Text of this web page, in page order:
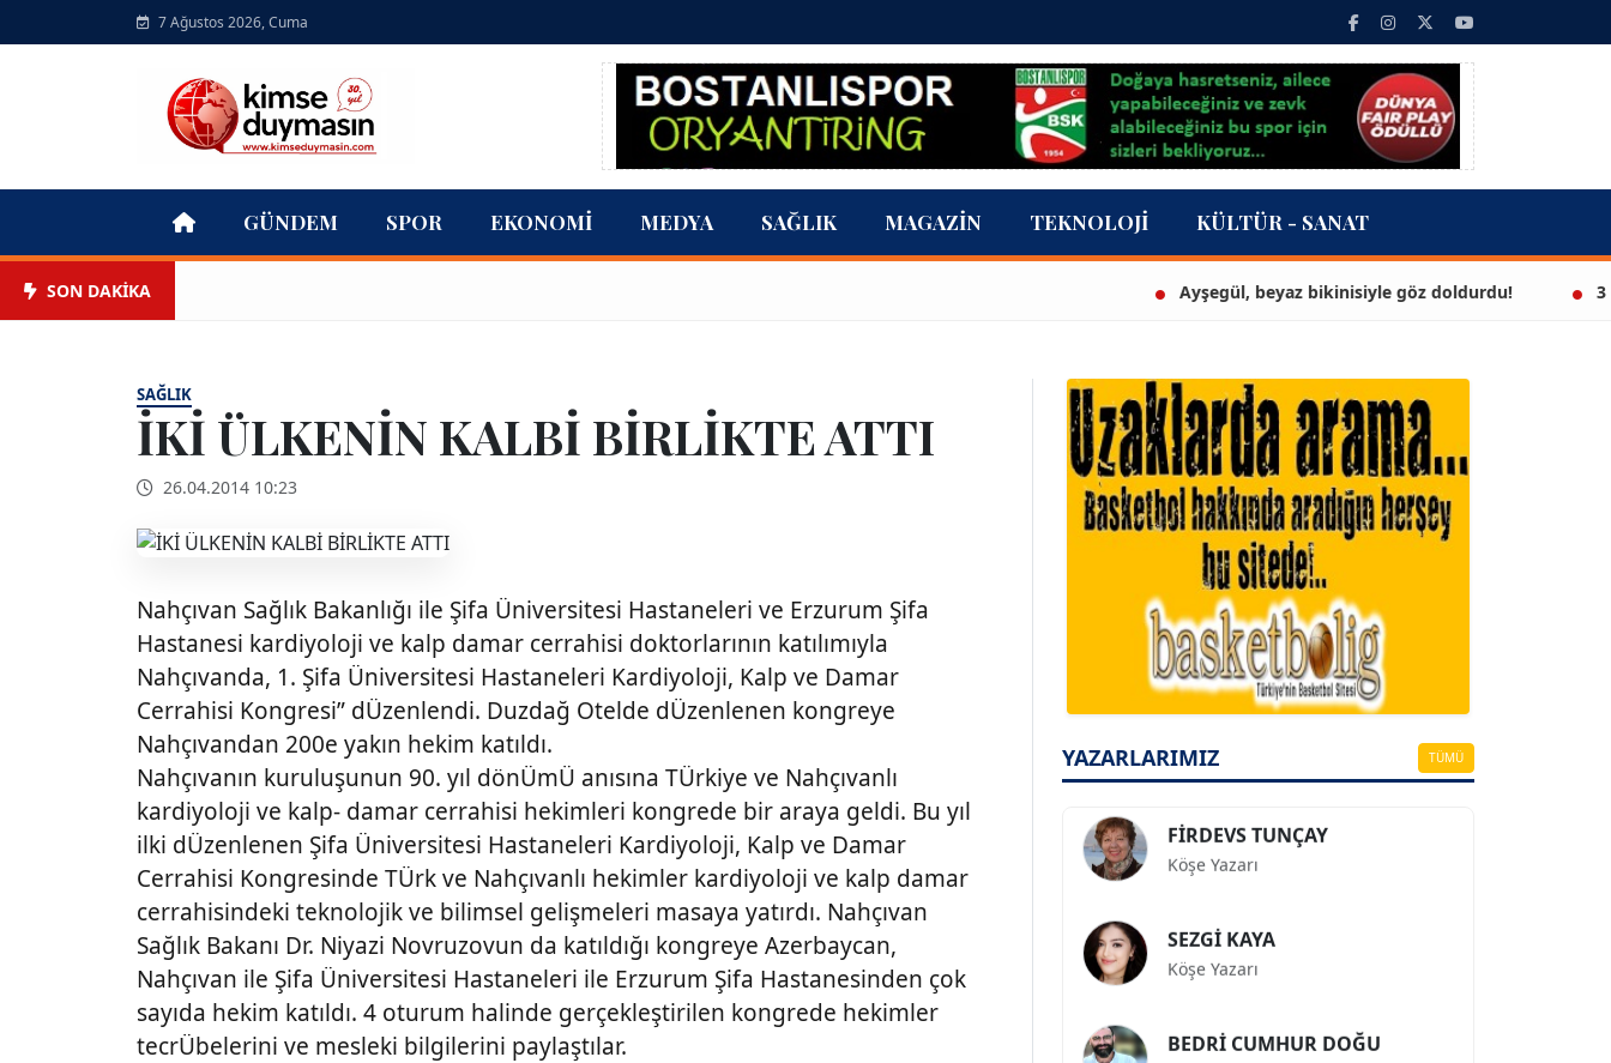
7 Ağustos 2026, Cuma
GÜNDEM SPOR EKONOMI MEDYA SAĞLIK MAGAZIN TEKNOLOJI KÜLTÜR - SANAT
SON DAKİKA Ayşegül, beyaz bikinisiyle göz doldurdu! 3
SAĞLIK
İKİ ÜLKENİN KALBİ BİRLİKTE ATTI
26.04.2014 10:23
Nahçıvan Sağlık Bakanlığı ile Şifa Üniversitesi Hastaneleri ve Erzurum Şifa
Hastanesi kardiyoloji ve kalp damar cerrahisi doktorlarının katılımıyla
Nahçıvanda, 1. Şifa Üniversitesi Hastaneleri Kardiyoloji, Kalp ve Damar
Cerrahisi Kongresi” dÜzenlendi. Duzdağ Otelde dÜzenlenen kongreye
Nahçıvandan 200e yakın hekim katıldı.
Nahçıvanın kuruluşunun 90. yıl dönÜmÜ anısına TÜrkiye ve Nahçıvanlı
kardiyoloji ve kalp- damar cerrahisi hekimleri kongrede bir araya geldi. Bu yıl
ilki dÜzenlenen Şifa Üniversitesi Hastaneleri Kardiyoloji, Kalp ve Damar
Cerrahisi Kongresinde TÜrk ve Nahçıvanlı hekimler kardiyoloji ve kalp damar
cerrahisindeki teknolojik ve bilimsel gelişmeleri masaya yatırdı. Nahçıvan
Sağlık Bakanı Dr. Niyazi Novruzovun da katıldığı kongreye Azerbaycan,
Nahçıvan ile Şifa Üniversitesi Hastaneleri ile Erzurum Şifa Hastanesinden çok
sayıda hekim katıldı. 4 oturum halinde gerçekleştirilen kongrede hekimler
tecrÜbelerini ve mesleki bilgilerini paylaştılar.
YAZARLARIMIZ TÜMÜ
A. BAHRİ VRESKALA
Köşe Yazarı
ESAT ERÇETİNGÖZ
Köşe Yazarı
Köşe Yazarı
Köşe Yazarı